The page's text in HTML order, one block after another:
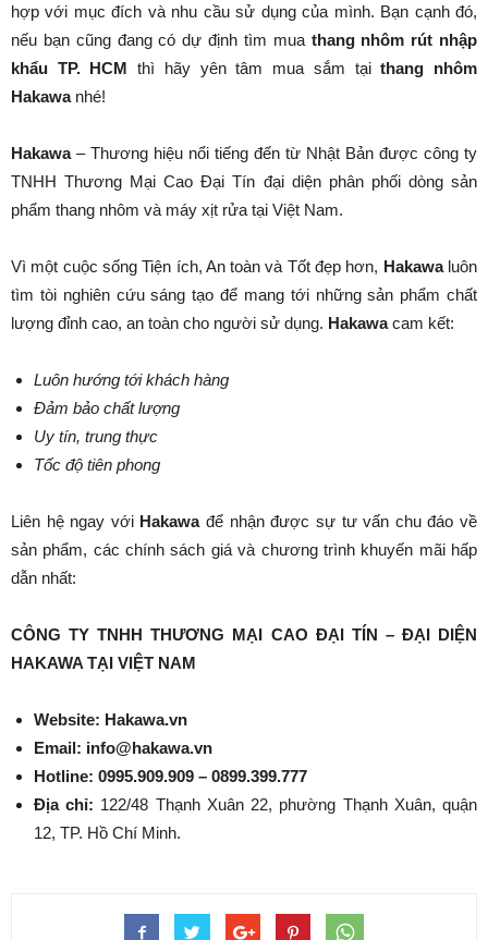
hợp với mục đích và nhu cầu sử dụng của mình. Bạn cạnh đó,
nếu bạn cũng đang có dự định tìm mua thang nhôm rút nhập
khẩu TP. HCM thì hãy yên tâm mua sắm tạithang nhôm
Hakawanhé!
Hakawa– Thương hiệu nổi tiếng đến từ Nhật Bản được công ty
TNHH Thương Mại Cao Đại Tín đại diện phân phối dòng sản
phẩm thang nhôm và máy xịt rửa tại Việt Nam.
Vì một cuộc sống Tiện ích, An toàn và Tốt đẹp hơn, Hakawaluôn
tìm tòi nghiên cứu sáng tạo để mang tới những sản phẩm chất
lượng đỉnh cao, an toàn cho người sử dụng. Hakawacam kết:
Luôn hướng tới khách hàng
Đảm bảo chất lượng
Uy tín, trung thực
Tốc độ tiên phong
Liên hệ ngay với Hakawađể nhận được sự tư vấn chu đáo về
sản phẩm, các chính sách giá và chương trình khuyến mãi hấp
dẫn nhất:
CÔNG TY TNHH THƯƠNG MẠI CAO ĐẠI TÍN – ĐẠI DIỆN
HAKAWA TẠI VIỆT NAM
Website: Hakawa.vn
Email: info@hakawa.vn
Hotline: 0995.909.909 – 0899.399.777
Địa chỉ: 122/48 Thạnh Xuân 22, phường Thạnh Xuân, quận
12, TP. Hồ Chí Minh.